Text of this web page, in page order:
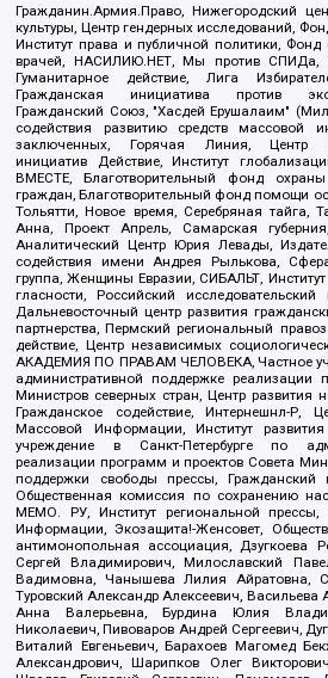
Гражданин.Армия.Право, Нижегородский
культуры, Центр гендерных исследований,
Институт права и публичной политики,
врачей, НАСИЛИЮ.НЕТ, Мы против СПИДа,
Гуманитарное действие, Лига
Гражданская инициатива против
Гражданский Союз, "Хасдей Ерушалаим"
содействия развитию средств массовой
заключенных, Горячая Линия, Центр
инициатив Действие, Институт
ВМЕСТЕ, Благотворительный фонд
граждан, Благотворительный фонд помощи
Тольятти, Новое время, Серебряная тайга,
Анна, Проект Апрель, Самарская
Аналитический Центр Юрия Левады,
содействия имени Андрея Рылькова,
группа, Женщины Евразии, СИБАЛЬТ,
гласности, Российский
Дальневосточный центр развития
партнерства, Пермский региональный
действие, Центр независимых
АКАДЕМИЯ ПО ПРАВАМ ЧЕЛОВЕКА, Частное
административной поддержке реализации
Министров северных стран, Центр развития
Гражданское содействие, Интернешнл-Р,
Массовой Информации, Институт
учреждение в Санкт-Петербурге по
реализации программ и проектов Совета
поддержки свободы прессы, Гражданский
Общественная комиссия по сохранению
МЕМО. РУ, Институт региональной прессы,
Информации, Экозащита!-Женсовет,
антимонопольная ассоциация, Дзугкоева
Сергей Владимирович, Милославский
Вадимовна, Чанышева Лилия Айратовна,
Туровский Александр Алексеевич, Васильева
Анна Валерьевна, Бурдина Юлия
Николаевич, Пивоваров Андрей Сергеевич,
Виталий Евгеньевич, Барахоев Магомед
Александрович, Шарипков Олег